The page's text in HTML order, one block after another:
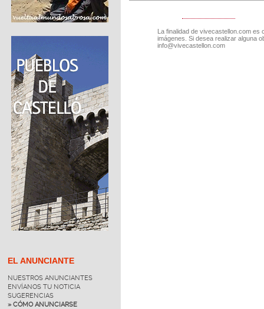
EL ANUNCIANTE
NUESTROS ANUNCIANTES
ENVÍANOS TU NOTICIA
SUGERENCIAS
» CÓMO ANUNCIARSE
La finalidad de vivecastellon.com
imágenes. Si desea realizar alguna
info@vivecastellon.com